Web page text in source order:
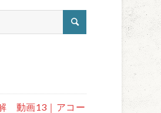
動画13｜アコー